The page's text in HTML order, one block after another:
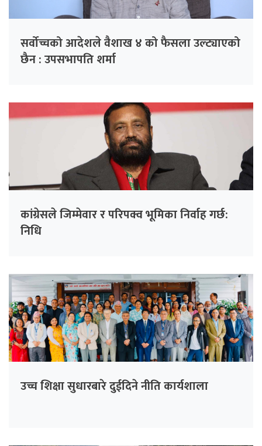
सर्वोच्चको आदेशले वैशाख ४ को फैसला उल्ट्याएको
छैन : उपसभापति शर्मा
कांग्रेसले जिम्मेवार र परिपक्व भूमिका निर्वाह गर्छ:
निधि
उच्च शिक्षा सुधारबारे दुईदिने नीति कार्यशाला